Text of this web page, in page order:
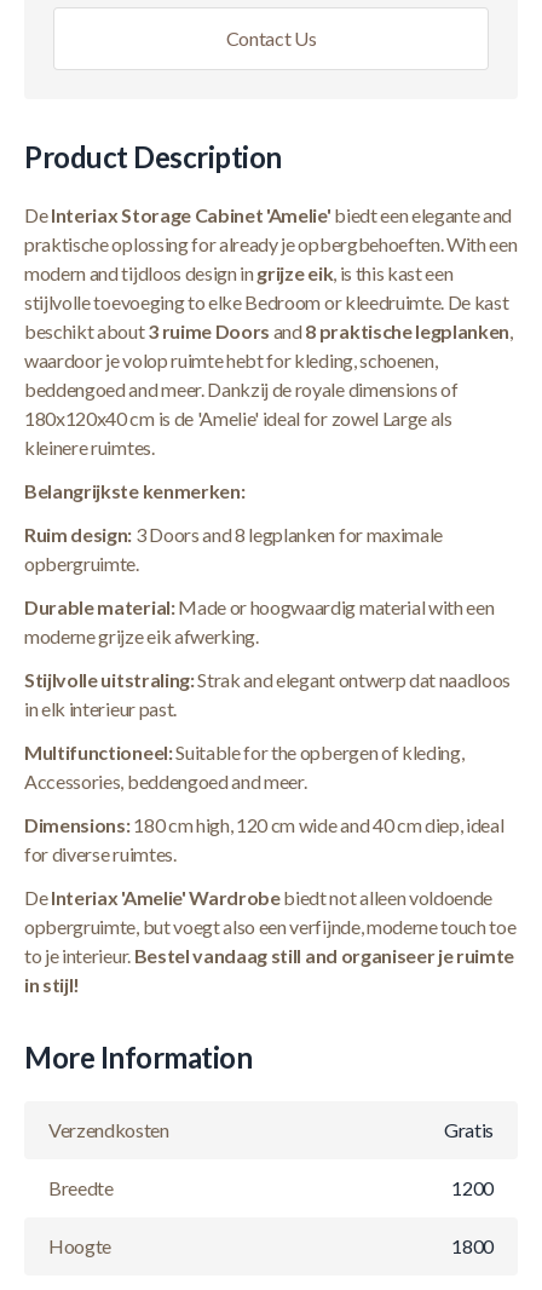
Contact Us
Product Description
DeInteriax Storage Cabinet 'Amelie' biedt een elegante and
praktische oplossing for already je opbergbehoeften. With een
modern and tijdloos design ingrijze eik, is this kast een
stijlvolle toevoeging to elke Bedroom or kleedruimte. De kast
beschikt about3 ruime Doors and8 praktische legplanken,
waardoor je volop ruimte hebt for kleding, schoenen,
beddengoed and meer. Dankzij de royale dimensions of
180x120x40 cm is de 'Amelie' ideal for zowel Large als
kleinere ruimtes.
Belangrijkste kenmerken:
Ruim design: 3 Doors and 8 legplanken for maximale
opbergruimte.
Durable material:Made or hoogwaardig material with een
moderne grijze eik afwerking.
Stijlvolle uitstraling:Strak and elegant ontwerp dat naadloos
in elk interieur past.
Multifunctioneel:Suitable for the opbergen of kleding,
Accessories, beddengoed and meer.
Dimensions:180 cm high, 120 cm wide and 40 cm diep, ideal
for diverse ruimtes.
DeInteriax 'Amelie' Wardrobebiedt not alleen voldoende
opbergruimte, but voegt also een verfijnde, moderne touch toe
to je interieur. Bestel vandaag still and organiseer je ruimte
in stijl!
More Information
Verzendkosten Gratis
Breedte 1200
Hoogte 1800